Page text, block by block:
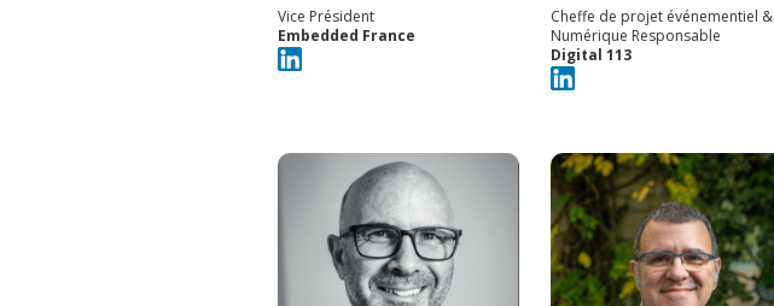
Vice Président
Embedded France
Cheffe de projet événementiel &
Numérique Responsable
Digital 113